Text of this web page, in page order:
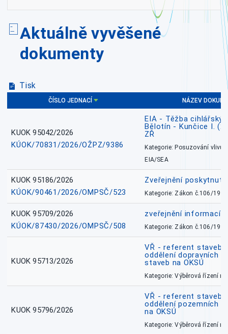
Aktuálně vyvěšené
dokumenty
Tisk
ČÍSLO JEDNACÍ NÁZEV
KUOK 95042/2026
KÚOK/70831/2026/OŽPZ/9386
EIA - Těžba
Bělotín - Kunčice I.
ZŘ
Kategorie: Posuzování vlivů
EIA/SEA
KUOK 95186/2026
KÚOK/90461/2026/OMPSČ/523
Zveřejnění
Kategorie: Zákon č.106/1999
KUOK 95709/2026
KÚOK/87430/2026/OMPSČ/508
zveřejnění informací
Kategorie: Zákon č.106/1999
KUOK 95713/2026
VŘ - referent
oddělení dopravních
staveb na OKSÚ
Kategorie: Výběrová řízení
KUOK 95796/2026
VŘ - referent
oddělení pozemních
na OKSÚ
Kategorie: Výběrová řízení